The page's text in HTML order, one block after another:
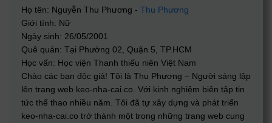
Họ tên: Nguyễn Thu Phương - Thu Phương
Giới tính: Nữ
Ngày sinh: 26/05/2001
Quê quán: Tại Phường 02, Quận 5, TP.HCM
Học vấn: Học viện Thanh thiếu niên Việt Nam
Chào các bạn độc giả! Tôi là Thu Phương – Người sáng lập
lên trang web keo-nha-cai.co. Với kinh nghiệm biên tập tin
tức thể thao nhiều năm. Tôi đã tự xây dựng và phát triển
keo-nha-cai.co trở thành một trong những trang web cung